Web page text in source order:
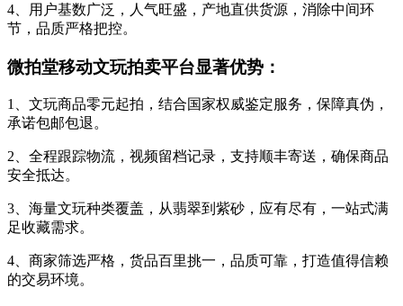
4、用户基数广泛，人气旺盛，产地直供货源，消除中间环
节，品质严格把控。
微拍堂移动文玩拍卖平台显著优势：
1、文玩商品零元起拍，结合国家权威鉴定服务，保障真伪，
承诺包邮包退。
2、全程跟踪物流，视频留档记录，支持顺丰寄送，确保商品
安全抵达。
3、海量文玩种类覆盖，从翡翠到紫砂，应有尽有，一站式满
足收藏需求。
4、商家筛选严格，货品百里挑一，品质可靠，打造值得信赖
的交易环境。